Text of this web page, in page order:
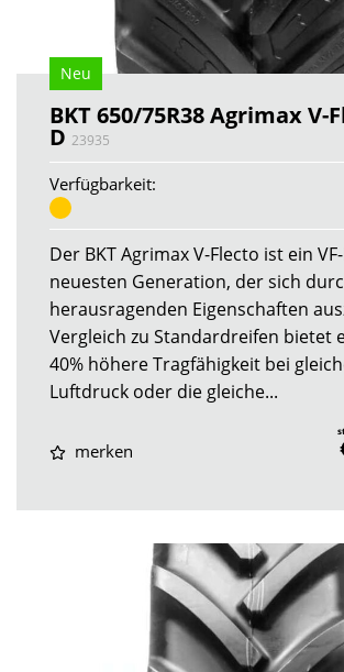
Neu
BKT 650/75R38 Agrimax V-
D 23935
Verfügbarkeit:
Der BKT Agrimax V-Flecto ist ein
neuesten Generation, der sich
herausragenden Eigenschaften
Vergleich zu Standardreifen bietet
40% höhere Tragfähigkeit bei
Luftdruck oder die gleiche...
merken